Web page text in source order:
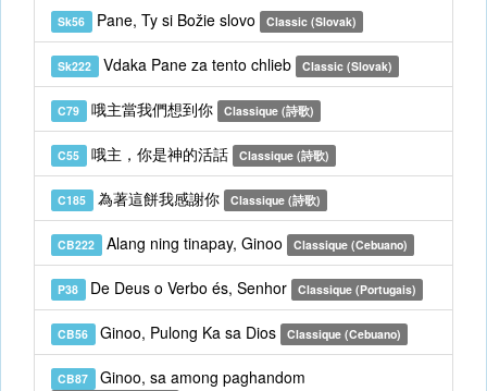
Sk56 Pane, Ty si Božie slovo Classic (Slovak)
Sk222 Vdaka Pane za tento chlieb Classic (Slovak)
C79 哦主當我們想到你 Classique (詩歌)
C55 哦主，你是神的活話 Classique (詩歌)
C185 為著這餅我感謝你 Classique (詩歌)
CB222 Alang ning tinapay, Ginoo Classique (Cebuano)
P38 De Deus o Verbo és, Senhor Classique (Portugais)
CB56 Ginoo, Pulong Ka sa Dios Classique (Cebuano)
CB87 Ginoo, sa among paghandom